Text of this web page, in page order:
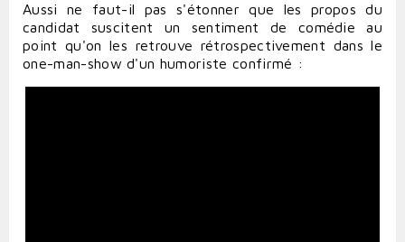
Aussi ne faut-il pas s'étonner que les propos du
candidat suscitent un sentiment de comédie au
point qu'on les retrouve rétrospectivement dans le
one-man-show d'un humoriste confirmé :